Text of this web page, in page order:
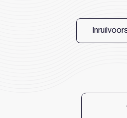
Heeft u al een